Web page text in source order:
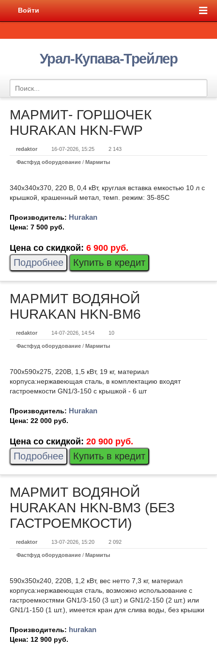
Войти
Урал-Купава-Трейлер
МАРМИТ- ГОРШОЧЕК
HURAKAN HKN-FWP
redaktor 16-07-2026, 15:25 2 143
Фастфуд оборудование / Мармиты
340x340x370, 220 В, 0,4 кВт, круглая вставка емкостью 10 л с
крышкой, крашенный метал, темп. режим: 35-85С
Производитель: Hurakan
Цена: 7 500 руб.
Цена со скидкой: 6 900 руб.
Подробнее Купить в кредит
МАРМИТ ВОДЯНОЙ
HURAKAN HKN-BM6
redaktor 14-07-2026, 14:54 10
Фастфуд оборудование / Мармиты
700x590x275, 220В, 1,5 кВт, 19 кг, материал
корпуса:нержавеющая сталь, в комплектацию входят
гастроемкости GN1/3-150 с крышкой - 6 шт
Производитель: Hurakan
Цена: 22 000 руб.
Цена со скидкой: 20 900 руб.
Подробнее Купить в кредит
МАРМИТ ВОДЯНОЙ
HURAKAN HKN-BM3 (БЕЗ
ГАСТРОЕМКОСТИ)
redaktor 13-07-2026, 15:20 2 092
Фастфуд оборудование / Мармиты
590x350x240, 220В, 1,2 кВт, вес нетто 7,3 кг, материал
корпуса:нержавеющая сталь, возможно использование с
гастроемкостями GN1/3-150 (3 шт.) и GN1/2-150 (2 шт.) или
GN1/1-150 (1 шт.), имеется кран для слива воды, без крышки
Производитель: hurakan
Цена: 12 900 руб.